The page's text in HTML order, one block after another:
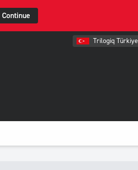
Continue
Trilogiq Türkiye